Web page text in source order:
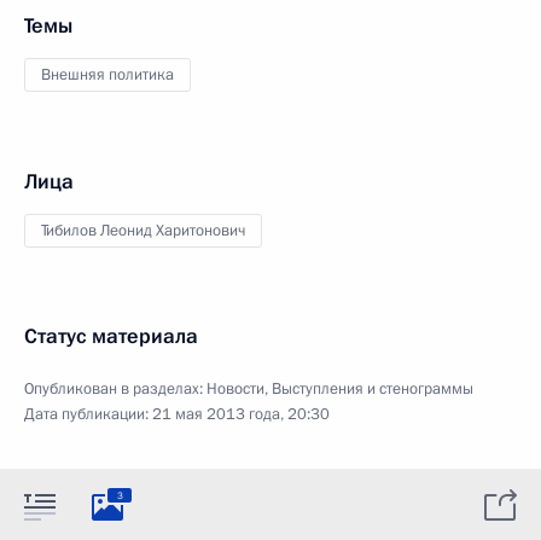
Темы
Внешняя политика
Лица
Тибилов Леонид Харитонович
Статус материала
Опубликован в разделах: Новости, Выступления и стенограммы
Дата публикации:21 мая 2013 года, 20:30
3